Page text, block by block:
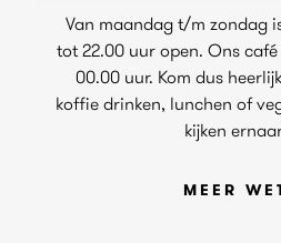
Van maandag t/m zondag
tot 22.00 uur open. Ons
00.00 uur. Kom dus
koffie drinken, lunchen of
kijken
MEER